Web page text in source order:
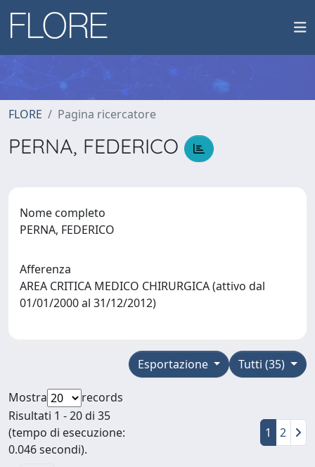
FLORE Pagina ricercatore
PERNA, FEDERICO
Nome completo
PERNA, FEDERICO
Afferenza
AREA CRITICA MEDICO CHIRURGICA (attivo dal
01/01/2000 al 31/12/2012)
Tutti (35)
Esportazione
Mostra
records
Risultati 1 - 20 di 35
(tempo di esecuzione:
0.046 secondi).
1 2